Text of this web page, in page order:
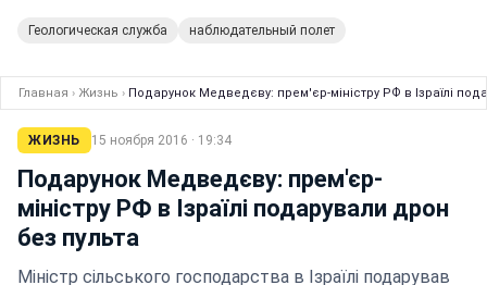
Геологическая служба наблюдательный полет
Главная › Жизнь › Подарунок Медведєву: прем'єр-міністру РФ в Ізраїлі
ЖИЗНЬ 15 ноября 2016 · 19:34
Подарунок Медведєву: прем'єр-
міністру РФ в Ізраїлі подарували дрон
без пульта
Міністр сільського господарства в Ізраїлі подарував